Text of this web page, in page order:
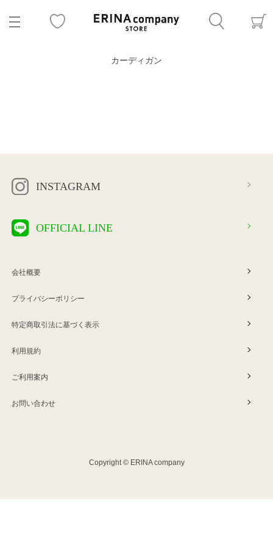
カーディガン
INSTAGRAM
OFFICIAL LINE
会社概要
プライバシーポリシー
特定商取引法に基づく表示
利用規約
ご利用案内
お問い合わせ
Copyright © ERINA company